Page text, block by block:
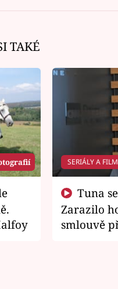
TAKÉ
SERIÁLY A
Zarazilo
smlouvě